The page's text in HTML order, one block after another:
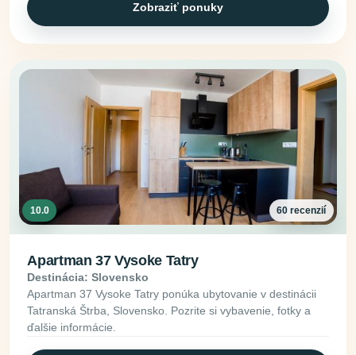
Zobraziť ponuky
10.0 60 recenzií
Apartman 37 Vysoke Tatry
Destinácia: Slovensko
Apartman 37 Vysoke Tatry ponúka ubytovanie v destinácii
Tatranská Štrba, Slovensko. Pozrite si vybavenie, fotky a
ďalšie informácie.